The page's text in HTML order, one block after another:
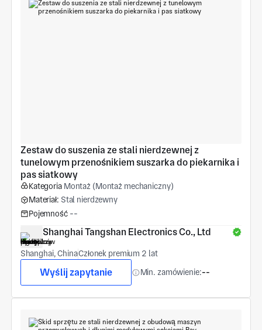
Zestaw do suszenia ze stali nierdzewnej z
tunelowym przenośnikiem suszarka do piekarnika i
pas siatkowy
Kategoria Montaż (Montaż mechaniczny)
Materiał: Stal nierdzewny
Pojemność --
Shanghai Tangshan Electronics Co., Ltd
Shanghai, ChinaCzłonek premium 2 lat
Wyślij zapytanie Min. zamówienie:--